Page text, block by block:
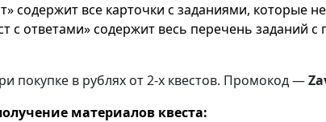
содержит все карточки с заданиями, которые
с ответами» содержит весь перечень заданий
покупке в рублях от 2-х квестов. Промокод —
материалов квеста: